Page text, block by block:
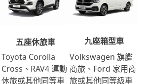
五座休旅車
Toyota Corolla
Cross、RAV4 運動
休旅或其他同等車
九座箱型車
Volkswagen 旗艦
商旅、Ford 家用商
旅或其他同等級車